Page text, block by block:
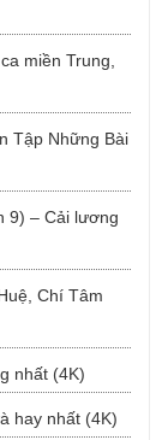
miền Trung,
Tập Những Bài
9) – Cải lương
Chí Tâm
nhất (4K)
hay nhất (4K)